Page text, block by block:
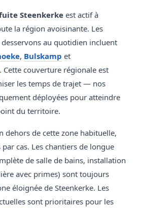
Steenkerke est actif à
la région avoisinante. Les
au quotidien incluent
, Bulskamp et
. Cette couverture régionale est
les temps de trajet — nos
déployées pour atteindre
du territoire.
dehors de cette zone habituelle,
cas. Les chantiers de longue
de salle de bains, installation
avec primes) sont toujours
éloignée de Steenkerke. Les
sont prioritaires pour les